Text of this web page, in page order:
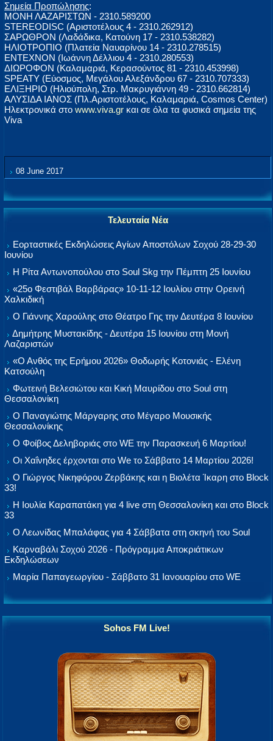
Σημεία Προπώλησης:
ΜΟΝΗ ΛΑΖΑΡΙΣΤΩΝ - 2310.589200
STEREODISC (Αριστοτέλους 4 - 2310.262912)
ΣΑΡΩΘΡΟΝ (Λαδάδικα, Κατούνη 17 - 2310.538282)
ΗΛΙΟΤΡΟΠΙΟ (Πλατεία Ναυαρίνου 14 - 2310.278515)
ΕΝΤΕΧΝΟΝ (Ιωάννη Δέλλιου 4 - 2310.280553)
ΔΙΩΡΟΦΟΝ (Kαλαμαριά, Κερασούντος 81 - 2310.453998)
SPEATY (Εύοσμος, Μεγάλου Αλεξάνδρου 67 - 2310.707333)
ΕΛΙΞΗΡΙΟ (Ηλιούπολη, Στρ. Μακρυγιάννη 49 - 2310.662814)
ΑΛΥΣΙΔΑ ΙΑΝΟΣ (Πλ.Αριστοτέλους, Καλαμαριά, Cosmos Center)
Ηλεκτρονικά στο www.viva.gr και σε όλα τα φυσικά σημεία της
Viva
08 June 2017
Τελευταία Νέα
Εορταστικές Εκδηλώσεις Αγίων Αποστόλων Σοχού 28-29-30
Ιουνίου
Η Ρίτα Αντωνοπούλου στο Soul Skg την Πέμπτη 25 Ιουνίου
«25ο Φεστιβάλ Βαρβάρας» 10-11-12 Ιουλίου στην Ορεινή
Χαλκιδική
Ο Γιάννης Χαρούλης στο Θέατρο Γης την Δευτέρα 8 Ιουνίου
Δημήτρης Μυστακίδης - Δευτέρα 15 Ιουνίου στη Μονή
Λαζαριστών
«Ο Ανθός της Ερήμου 2026» Θοδωρής Κοτονιάς - Ελένη
Κατσούλη
Φωτεινή Βελεσιώτου και Κική Μαυρίδου στο Soul στη
Θεσσαλονίκη
Ο Παναγιώτης Μάργαρης στο Μέγαρο Μουσικής
Θεσσαλονίκης
Ο Φοίβος Δεληβοριάς στο WE την Παρασκευή 6 Μαρτίου!
Οι Χαΐνηδες έρχονται στο We το Σάββατο 14 Μαρτίου 2026!
Ο Γιώργος Νικηφόρου Ζερβάκης και η Βιολέτα Ίκαρη στο Block
33!
Η Ιουλία Καραπατάκη για 4 live στη Θεσσαλονίκη και στο Block
33
Ο Λεωνίδας Μπαλάφας για 4 Σάββατα στη σκηνή του Soul
Καρναβάλι Σοχού 2026 - Πρόγραμμα Αποκριάτικων
Εκδηλώσεων
Μαρία Παπαγεωργίου - Σάββατο 31 Ιανουαρίου στο WE
Sohos FM Live!